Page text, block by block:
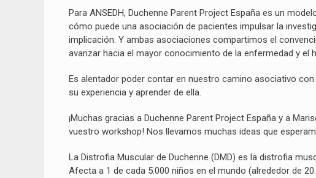
Para ANSEDH, Duchenne Parent Project España es un
cómo puede una asociación de pacientes impulsar la
implicación. Y ambas asociaciones compartimos el
avanzar hacia el mayor conocimiento de la enfermedad y el
Es alentador poder contar en nuestro camino asociativo
su experiencia y aprender de ella.
¡Muchas gracias a Duchenne Parent Project España y a
vuestro workshop! Nos llevamos muchas ideas que
La Distrofia Muscular de Duchenne (DMD) es la distrofia
Afecta a 1 de cada 5.000 niños en el mundo (alrededor de